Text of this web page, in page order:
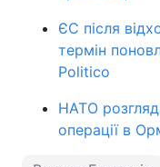
ЄС після
термін
Politico
НАТО
операції в